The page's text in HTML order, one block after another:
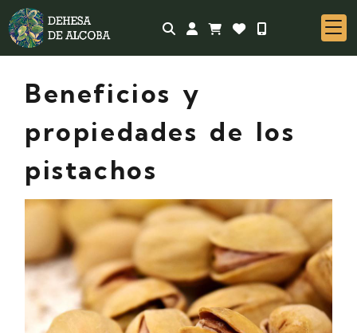
Identifícate
Beneficios y
propiedades de los
pistachos